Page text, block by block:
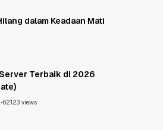
dalam Keadaan Mati
Terbaik di 2026
•62123 views